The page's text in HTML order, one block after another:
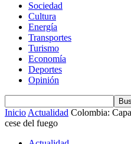
Sociedad
Cultura
Energía
Transportes
Turismo
Economía
Deportes
Opinión
InicioActualidad Colombia:
cese del fuego